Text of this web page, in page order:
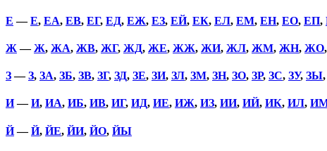
Е —Е, ЕА, ЕВ, ЕГ, ЕД, ЕЖ, ЕЗ, ЕЙ, ЕК, ЕЛ, ЕМ, ЕН, ЕО, ЕП,
Ж —Ж, ЖА, ЖВ, ЖГ, ЖД, ЖЕ, ЖЖ, ЖИ, ЖЛ, ЖМ, ЖН, ЖО,
З—З, ЗА, ЗБ, ЗВ, ЗГ, ЗД, ЗЕ, ЗИ, ЗЛ, ЗМ, ЗН, ЗО, ЗР, ЗС, ЗУ, ЗЫ,
И—И, ИА, ИБ, ИВ, ИГ, ИД, ИЕ, ИЖ, ИЗ, ИИ, ИЙ, ИК, ИЛ,
Й—Й, ЙЕ, ЙИ, ЙО, ЙЫ